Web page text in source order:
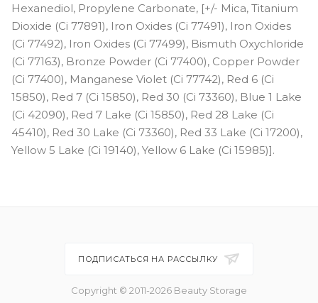
Hexanediol, Propylene Carbonate, [+/- Mica, Titanium
Dioxide (Ci 77891), Iron Oxides (Ci 77491), Iron Oxides
(Ci 77492), Iron Oxides (Ci 77499), Bismuth Oxychloride
(Ci 77163), Bronze Powder (Ci 77400), Copper Powder
(Ci 77400), Manganese Violet (Ci 77742), Red 6 (Ci
15850), Red 7 (Ci 15850), Red 30 (Ci 73360), Blue 1 Lake
(Ci 42090), Red 7 Lake (Ci 15850), Red 28 Lake (Ci
45410), Red 30 Lake (Ci 73360), Red 33 Lake (Ci 17200),
Yellow 5 Lake (Ci 19140), Yellow 6 Lake (Ci 15985)].
ПОДПИСАТЬСЯ НА РАССЫЛКУ
Copyright © 2011-2026 Beauty Storage